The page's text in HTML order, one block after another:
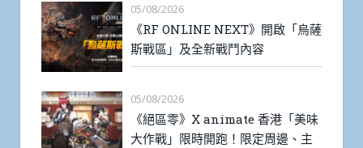
05/08/2026
《RF ONLINE NEXT》開啟「烏薩
斯戰區」及全新戰鬥內容
05/08/2026
《絕區零》X animate 香港「美味
大作戰」限時開跑！限定周邊、主